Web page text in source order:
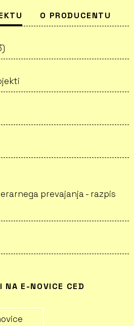
O PRODUCENTU
prevajanja - razpis
NA E-NOVICE CED